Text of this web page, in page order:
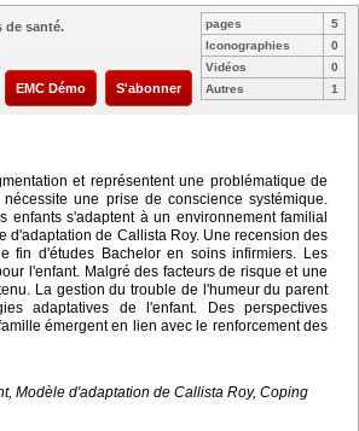
de santé.
EMC Démo S'abonner
pages
5
Iconographies
0
Vidéos
0
Autres
1
et représentent une problématique de
une prise de conscience systémique.
enfants s'adaptent à un environnement familial
d'adaptation de Callista Roy. Une recension des
fin d'études Bachelor en soins infirmiers. Les
l'enfant. Malgré des facteurs de risque et une
La gestion du trouble de l'humeur du parent
adaptatives de l'enfant. Des perspectives
émergent en lien avec le renforcement des
Modèle d'adaptation de Callista Roy, Coping